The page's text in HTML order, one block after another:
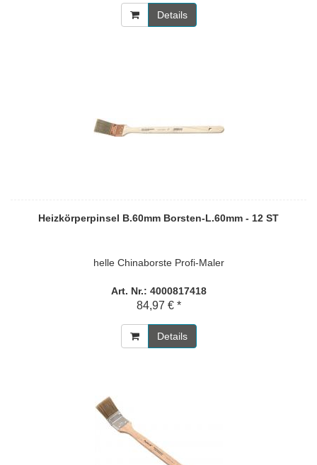
Details
Heizkörperpinsel B.60mm Borsten-L.60mm - 12 ST
helle Chinaborste Profi-Maler
Art. Nr.: 4000817418
84,97 € *
Details